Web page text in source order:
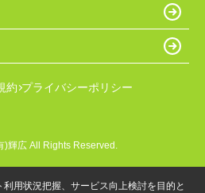
約 プライバシーポリシー
)輝広 All Rights Reserved.
用状況把握、サービス向上検討を目的と